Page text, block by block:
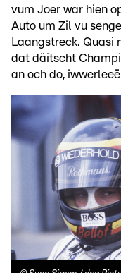
vum Joer war hien
Auto um Zil vu
Laangstreck. Quasi
dat däitscht
an och do,